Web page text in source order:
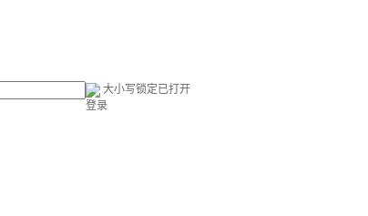
大小写锁定已打开
登录